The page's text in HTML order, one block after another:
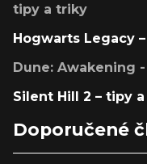
tipy a triky
Hogwarts Legacy
Dune: Awakening
Silent Hill 2 – tipy
Doporučené